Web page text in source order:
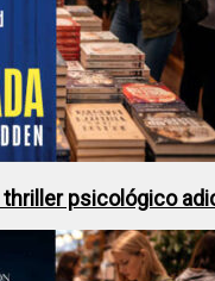
thriller psicológico